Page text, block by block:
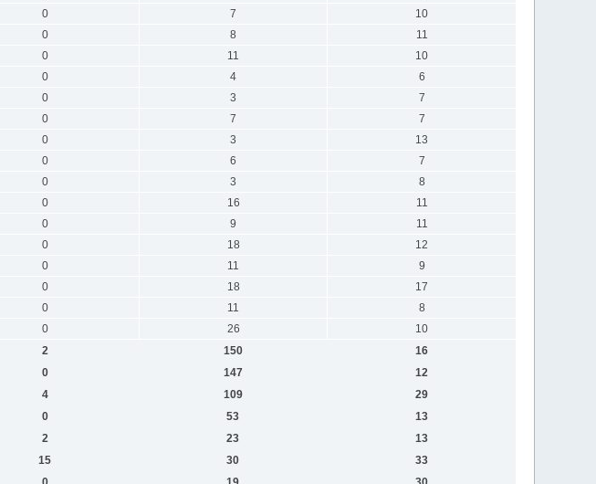
0 7
10
0 8
11
0 11
10
0 4
6
0 3
7
0 7
7
0 3
13
0 6
7
0 3
8
0 16
11
0 9
11
0 18
12
0 11
9
0 18
17
0 11
8
0 26
10
2 150
16
0 147
12
4 109
29
0 53
13
2 23
13
15 30
33